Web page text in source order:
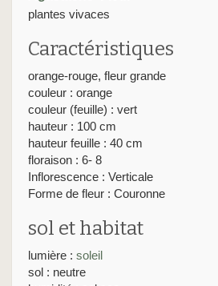
plantes vivaces
Caractéristiques
orange-rouge, fleur grande
couleur : orange
couleur (feuille) : vert
hauteur : 100 cm
hauteur feuille : 40 cm
floraison : 6- 8
Inflorescence : Verticale
Forme de fleur : Couronne
sol et habitat
lumière : soleil
sol : neutre